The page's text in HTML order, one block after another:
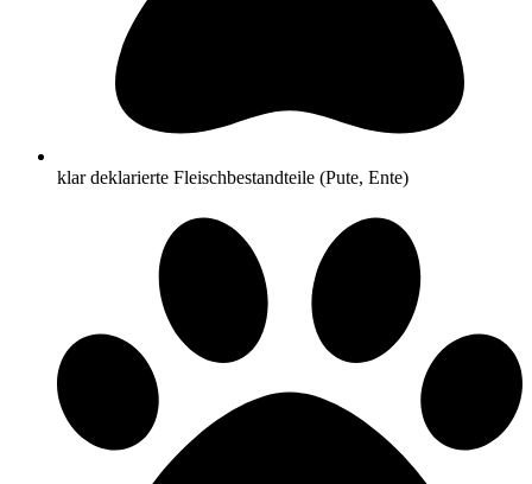
klar deklarierte Fleischbestandteile (Pute, Ente)